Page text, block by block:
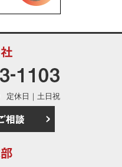
定休日｜土日祝